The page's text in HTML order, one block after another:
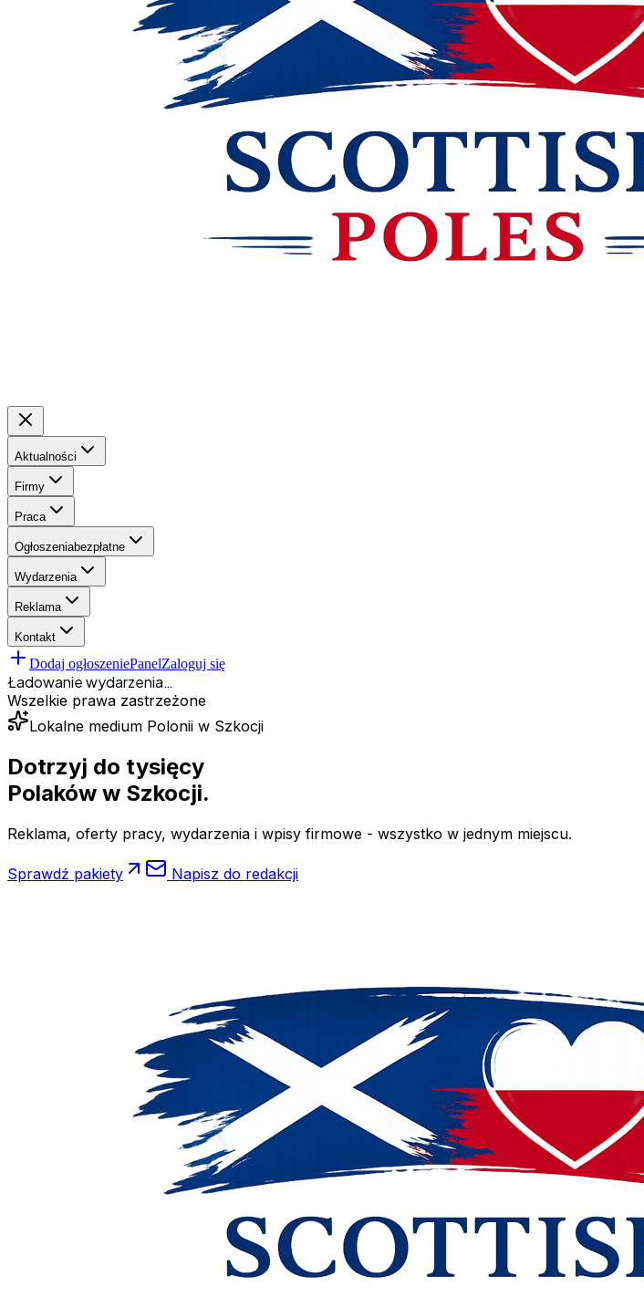
Aktualności
Firmy
Praca
Ogłoszeniabezpłatne
Wydarzenia
Reklama
Kontakt
Dodaj ogłoszeniePanelZaloguj się
Ładowanie wydarzenia…
Wszelkie prawa zastrzeżone
Lokalne medium Polonii w Szkocji
Dotrzyj do tysięcy
Polaków w Szkocji.
Reklama, oferty pracy, wydarzenia i wpisy firmowe - wszystko w jednym miejscu.
Sprawdź pakiety Napisz do redakcji